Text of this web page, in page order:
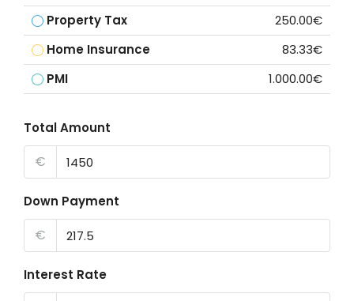
Property Tax
250.00€
Home Insurance
83.33€
PMI
1.000.00€
Total Amount
€
Down Payment
€
Interest Rate